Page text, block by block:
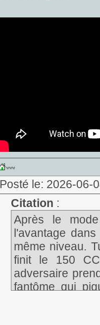
Posté le: 2026-06-
Citation :
Après le
l'avantage
même niveau.
finit le 150
adversaire
fantôme qui